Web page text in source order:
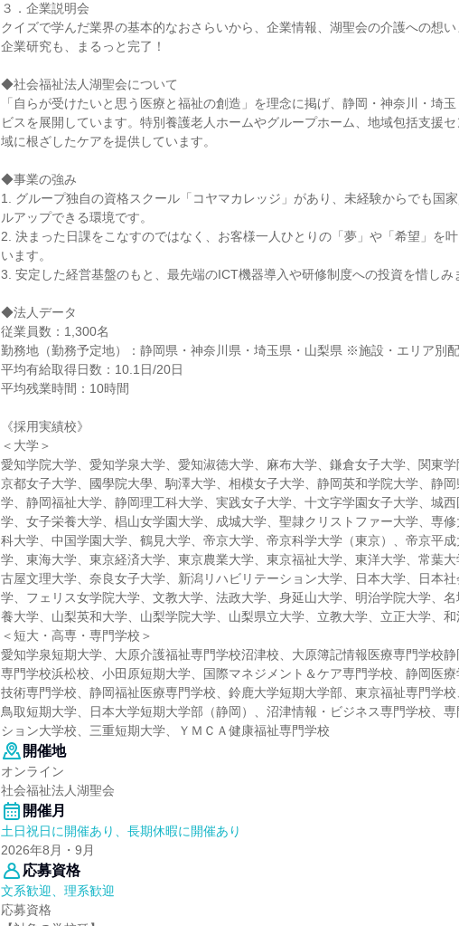
３．企業説明会
クイズで学んだ業界の基本的なおさらいから、企業情報、湖聖会の介護への想い
企業研究も、まるっと完了！
◆社会福祉法人湖聖会について
「自らが受けたいと思う医療と福祉の創造」を理念に掲げ、静岡・神奈川・埼
ビスを展開しています。特別養護老人ホームやグループホーム、地域包括支援
域に根ざしたケアを提供しています。
◆事業の強み
1. グループ独自の資格スクール「コヤマカレッジ」があり、未経験からでも国
ルアップできる環境です。
2. 決まった日課をこなすのではなく、お客様一人ひとりの「夢」や「希望」を
います。
3. 安定した経営基盤のもと、最先端のICT機器導入や研修制度への投資を惜しみ
◆法人データ
従業員数：1,300名
勤務地（勤務予定地）：静岡県・神奈川県・埼玉県・山梨県 ※施設・エリア別
平均有給取得日数：10.1日/20日
平均残業時間：10時間
《採用実績校》
＜大学＞
愛知学院大学、愛知学泉大学、愛知淑徳大学、麻布大学、鎌倉女子大学、関東学
京都女子大学、國學院大學、駒澤大学、相模女子大学、静岡英和学院大学、静
学、静岡福祉大学、静岡理工科大学、実践女子大学、十文字学園女子大学、城
学、女子栄養大学、椙山女学園大学、成城大学、聖隷クリストファー大学、専
科大学、中国学園大学、鶴見大学、帝京大学、帝京科学大学（東京）、帝京平
学、東海大学、東京経済大学、東京農業大学、東京福祉大学、東洋大学、常葉
古屋文理大学、奈良女子大学、新潟リハビリテーション大学、日本大学、日本
学、フェリス女学院大学、文教大学、法政大学、身延山大学、明治学院大学、
養大学、山梨英和大学、山梨学院大学、山梨県立大学、立教大学、立正大学、
＜短大・高専・専門学校＞
愛知学泉短期大学、大原介護福祉専門学校沼津校、大原簿記情報医療専門学校
専門学校浜松校、小田原短期大学、国際マネジメント＆ケア専門学校、静岡医
技術専門学校、静岡福祉医療専門学校、鈴鹿大学短期大学部、東京福祉専門学校
鳥取短期大学、日本大学短期大学部（静岡）、沼津情報・ビジネス専門学校、
ション大学校、三重短期大学、ＹＭＣＡ健康福祉専門学校
開催地
オンライン
社会福祉法人湖聖会
開催月
土日祝日に開催あり、長期休暇に開催あり
2026年8月・9月
応募資格
文系歓迎、理系歓迎
応募資格